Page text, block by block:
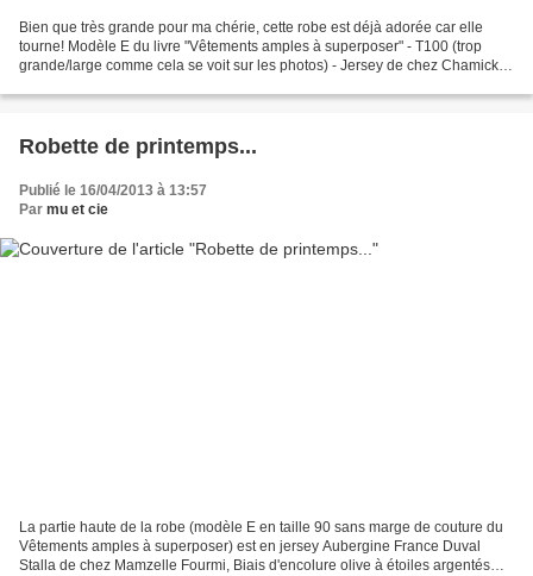
Bien que très grande pour ma chérie, cette robe est déjà adorée car elle
tourne! Modèle E du livre "Vêtements amples à superposer" - T100 (trop
grande/large comme cela se voit sur les photos) - Jersey de chez Chamick et
Robette de printemps...
Publié le 16/04/2013 à 13:57
Par mu et cie
La partie haute de la robe (modèle E en taille 90 sans marge de couture du
Vêtements amples à superposer) est en jersey Aubergine France Duval
Stalla de chez Mamzelle Fourmi, Biais d'encolure olive à étoiles argentés